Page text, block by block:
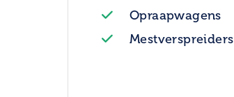
Opraapwagens
Mestverspreiders